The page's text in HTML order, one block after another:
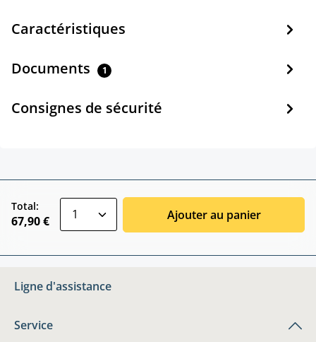
Caractéristiques
Documents 1
Consignes de sécurité
Total:
67,90 € Ajouter au panier
Ligne d'assistance
Service